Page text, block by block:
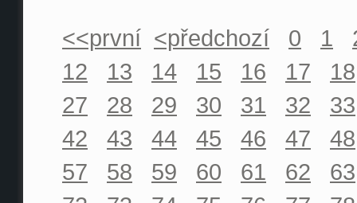
<<první <předchozí 0 1
12
13 14 15 16 17
18
27
28 29 30 31 32
33
42
43 44 45 46 47
48
57
58 59 60 61 62
63